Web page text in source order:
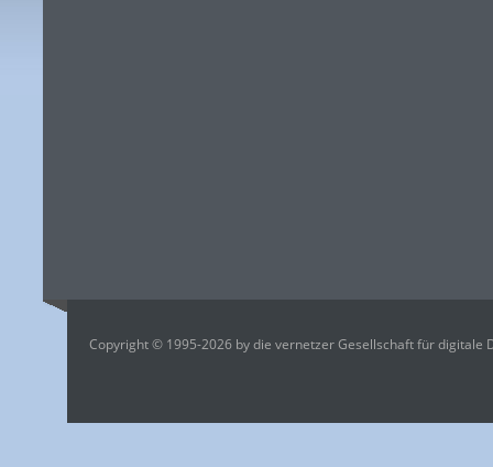
Copyright © 1995-2026 by die vernetzer Gesellschaft für digitale